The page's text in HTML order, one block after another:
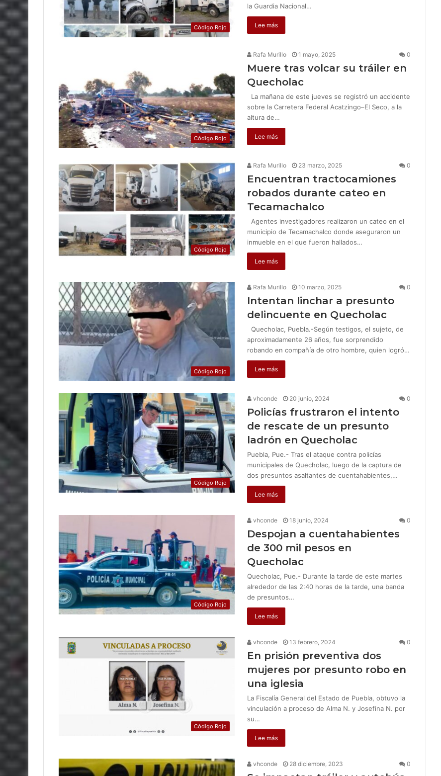
Código Rojo
la Guardia Nacional…
Lee más
Código Rojo
Rafa Murillo 1 mayo, 2025 0
Muere tras volcar su tráiler en
Quecholac
La mañana de este jueves se registró un accidente
sobre la Carretera Federal Acatzingo–El Seco, a la
altura de…
Lee más
Código Rojo
Rafa Murillo 23 marzo, 2025 0
Encuentran tractocamiones
robados durante cateo en
Tecamachalco
Agentes investigadores realizaron un cateo en el
municipio de Tecamachalco donde aseguraron un
inmueble en el que fueron hallados…
Lee más
Código Rojo
Rafa Murillo 10 marzo, 2025 0
Intentan linchar a presunto
delincuente en Quecholac
Quecholac, Puebla.-Según testigos, el sujeto, de
aproximadamente 26 años, fue sorprendido
robando en compañía de otro hombre, quien logró…
Lee más
Código Rojo
vhconde 20 junio, 2024 0
Policías frustraron el intento
de rescate de un presunto
ladrón en Quecholac
Puebla, Pue.- Tras el ataque contra policías
municipales de Quecholac, luego de la captura de
dos presuntos asaltantes de cuentahabientes,…
Lee más
Código Rojo
vhconde 18 junio, 2024 0
Despojan a cuentahabientes
de 300 mil pesos en
Quecholac
Quecholac, Pue.- Durante la tarde de este martes
alrededor de las 2:40 horas de la tarde, una banda
de presuntos…
Lee más
Código Rojo
vhconde 13 febrero, 2024 0
En prisión preventiva dos
mujeres por presunto robo en
una iglesia
La Fiscalía General del Estado de Puebla, obtuvo la
vinculación a proceso de Alma N. y Josefina N. por
su…
Lee más
vhconde 28 diciembre, 2023 0